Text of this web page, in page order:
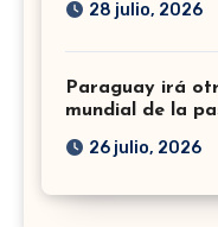
28 julio, 2026
Paraguay irá
mundial de la
26 julio, 2026